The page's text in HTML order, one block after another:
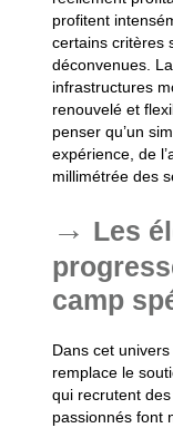
profitent
certains critères
déconvenues.
infrastructures
renouvelé et
penser qu’un
expérience, de
millimétrée des
Les
camp
Dans cet
remplace le
qui recrutent
passionnés font